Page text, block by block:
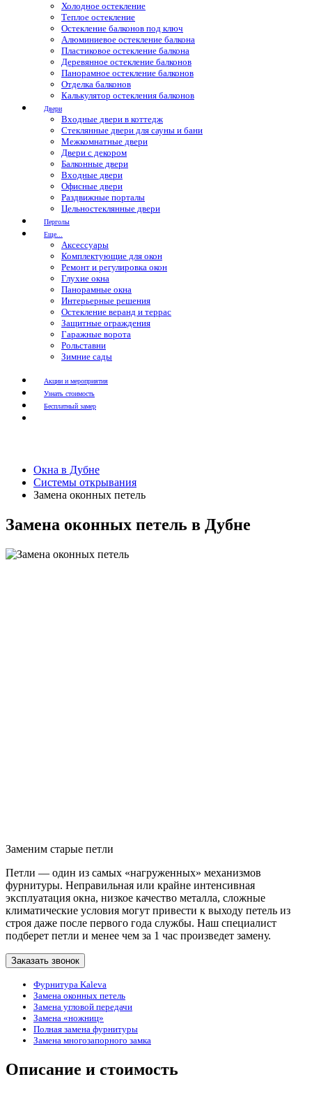
Холодное остекление
Теплое остекление
Остекление балконов под ключ
Алюминиевое остекление балкона
Пластиковое остекление балкона
Деревянное остекление балконов
Панорамное остекление балконов
Отделка балконов
Калькулятор остекления балконов
Двери
Входные двери в коттедж
Стеклянные двери для сауны и бани
Межкомнатные двери
Двери с декором
Балконные двери
Входные двери
Офисные двери
Раздвижные порталы
Цельностеклянные двери
Перголы
Еще...
Аксессуары
Комплектующие для окон
Ремонт и регулировка окон
Глухие окна
Панорамные окна
Интерьерные решения
Остекление веранд и террас
Защитные ограждения
Гаражные ворота
Рольставни
Зимние сады
Акции и мероприятия
Узнать стоимость
Бесплатный замер
Окна в Дубне
Системы открывания
Замена оконных петель
Замена оконных петель в Дубне
Заменим старые петли
Петли — один из самых «нагруженных» механизмов
фурнитуры. Неправильная или крайне интенсивная
эксплуатация окна, низкое качество металла, сложные
климатические условия могут привести к выходу петель из
строя даже после первого года службы. Наш специалист
подберет петли и менее чем за 1 час произведет замену.
Заказать звонок
Фурнитура Kaleva
Замена оконных петель
Замена угловой передачи
Замена «ножниц»
Полная замена фурнитуры
Замена многозапорного замка
Описание и стоимость